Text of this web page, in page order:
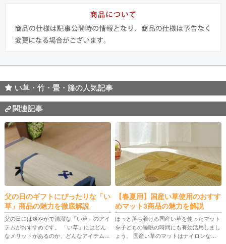
い草・竹・畳・籐の人気記事
関連記事
父の日のギフトにぴったりな「い
草」商品の魅力を徹底解説
父の日には爽やかで清潔な「い草」のアイ
テムがおすすめです。 「い草」にはどん
なメリットがあるのか、どんなアイテムが
【春夏用】国産い草使用のおすす
めマット3商品の魅力を解説
ほっと落ち着ける国産い草を使ったマット
を子どもの睡眠の時間にも有効活用しまし
ょう。 国産い草のマットはナイロンなど